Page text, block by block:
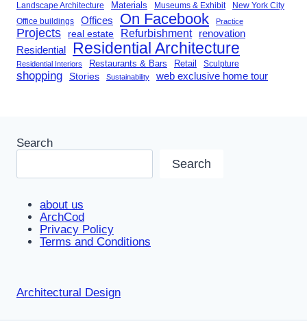
Landscape Architecture Materials Museums & Exhibit New York City
Office buildings Offices On Facebook Practice
Projects real estate Refurbishment renovation
Residential Residential Architecture
Residential Interiors Restaurants & Bars Retail Sculpture
shopping Stories Sustainability web exclusive home tour
Search
Search
about us
ArchCod
Privacy Policy
Terms and Conditions
Architectural Design